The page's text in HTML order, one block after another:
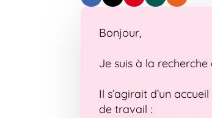
Bonjour,
Je suis à la
Il s’agirait d’un
de travail :